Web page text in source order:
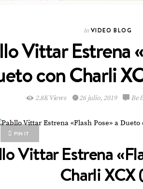
In VIDEO BLOG
Vittar Estrena
con Charli
2.8K Views 26 julio, 2019 Be
PIN IT
Vittar Estrena
Charli XCX